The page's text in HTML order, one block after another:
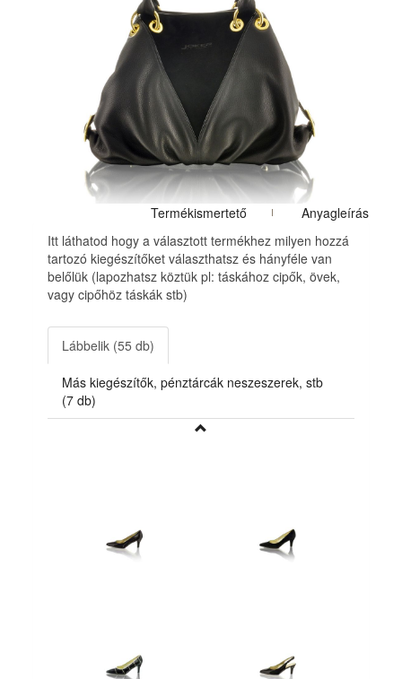
Termékismertető
Anyagleírás
Itt láthatod hogy a választott termékhez milyen hozzá
tartozó kiegészítőket választhatsz és hányféle van
belőlük (lapozhatsz köztük pl: táskához cipők, övek,
vagy cipőhöz táskák stb)
Lábbelik (55 db)
Más kiegészítők, pénztárcák neszeszerek, stb
(7 db)